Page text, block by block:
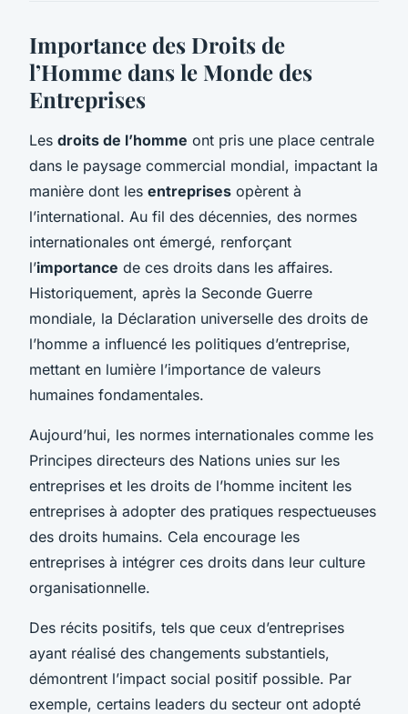
Importance des Droits de
l’Homme dans le Monde des
Entreprises
Les droits de l’homme ont pris une place centrale
dans le paysage commercial mondial, impactant la
manière dont les entreprises opèrent à
l’international. Au fil des décennies, des normes
internationales ont émergé, renforçant
l’importance de ces droits dans les affaires.
Historiquement, après la Seconde Guerre
mondiale, la Déclaration universelle des droits de
l’homme a influencé les politiques d’entreprise,
mettant en lumière l’importance de valeurs
humaines fondamentales.
Aujourd’hui, les normes internationales comme les
Principes directeurs des Nations unies sur les
entreprises et les droits de l’homme incitent les
entreprises à adopter des pratiques respectueuses
des droits humains. Cela encourage les
entreprises à intégrer ces droits dans leur culture
organisationnelle.
Des récits positifs, tels que ceux d’entreprises
ayant réalisé des changements substantiels,
démontrent l’impact social positif possible. Par
exemple, certains leaders du secteur ont adopté